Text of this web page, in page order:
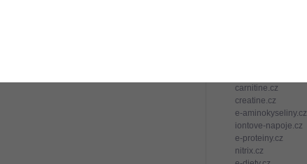
carnitine.cz
creatine.cz
e-aminokyseliny.cz
iontove-napoje.cz
e-proteiny.cz
nitrix.cz